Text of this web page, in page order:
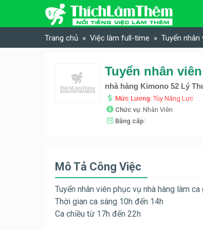
Skip to content
Trang chủ Việc làm full-time Tuyển
Tuyển nhân
nhà hàng Kimono 52 Lý
Mức Lương:Tùy Năng Lực
Chức vụ: Nhân Viên
Bằng cấp:
Mô Tả Công Việc
Tuyển nhân viên phục vụ nhà hàng làm
Thời gian ca sáng 10h đến 14h
Ca chiều từ 17h đến 22h